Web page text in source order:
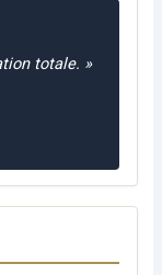
totale. »